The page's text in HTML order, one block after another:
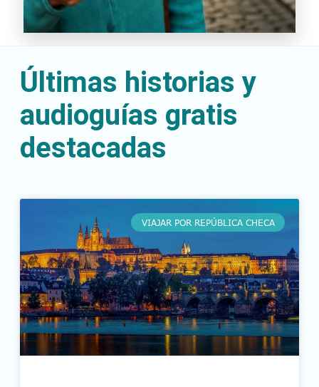
Últimas historias y
audioguías gratis
destacadas
VIAJAR POR REPÚBLICA CHECA